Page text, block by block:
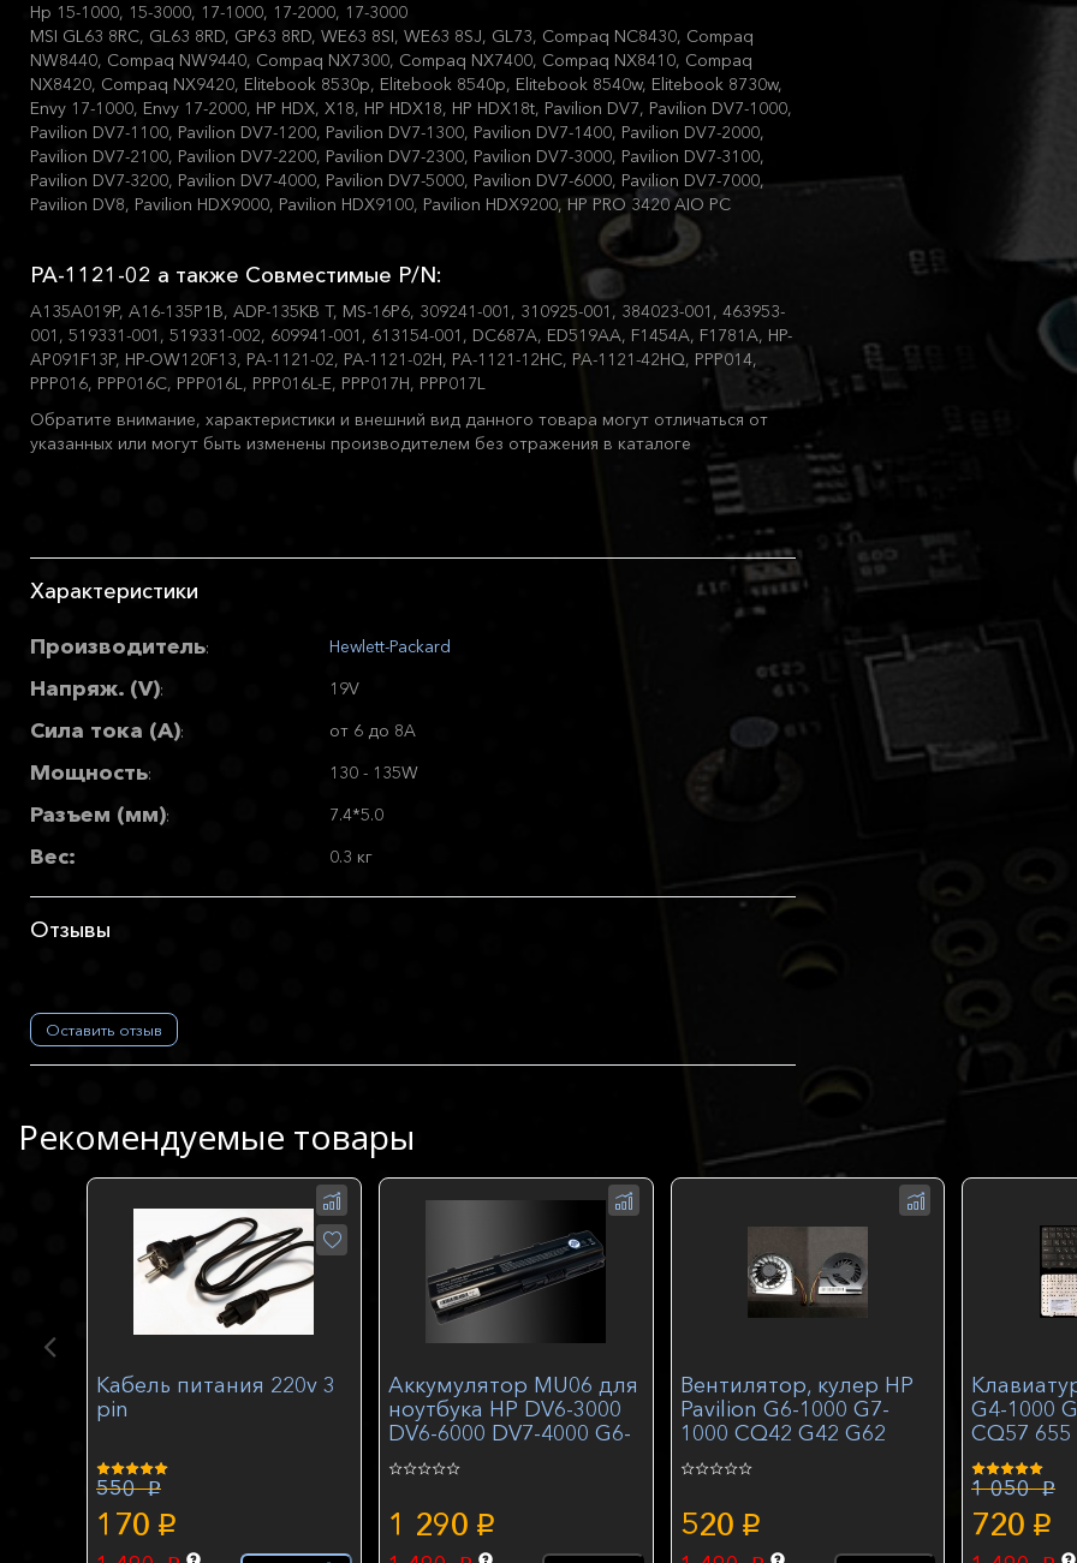
Hp 15-1000, 15-3000, 17-1000, 17-2000, 17-3000
MSI GL63 8RC, GL63 8RD, GP63 8RD, WE63 8SI, WE63 8SJ, GL73, Compaq NC8430, Compaq
NW8440, Compaq NW9440, Compaq NX7300, Compaq NX7400, Compaq NX8410, Compaq
NX8420, Compaq NX9420, Elitebook 8530p, Elitebook 8540p, Elitebook 8540w, Elitebook 8730w,
Envy 17-1000, Envy 17-2000, HP HDX, X18, HP HDX18, HP HDX18t, Pavilion DV7, Pavilion DV7-1000,
Pavilion DV7-1100, Pavilion DV7-1200, Pavilion DV7-1300, Pavilion DV7-1400, Pavilion DV7-2000,
Pavilion DV7-2100, Pavilion DV7-2200, Pavilion DV7-2300, Pavilion DV7-3000, Pavilion DV7-3100,
Pavilion DV7-3200, Pavilion DV7-4000, Pavilion DV7-5000, Pavilion DV7-6000, Pavilion DV7-7000,
Pavilion DV8, Pavilion HDX9000, Pavilion HDX9100, Pavilion HDX9200, HP PRO 3420 AIO PC
PA-1121-02 а также Совместимые P/N:
A135A019P, A16-135P1B, ADP-135KB T, MS-16P6, 309241-001, 310925-001, 384023-001, 463953-
001, 519331-001, 519331-002, 609941-001, 613154-001, DC687A, ED519AA, F1454A, F1781A, HP-
AP091F13P, HP-OW120F13, PA-1121-02, PA-1121-02H, PA-1121-12HC, PA-1121-42HQ, PPP014,
PPP016, PPP016C, PPP016L, PPP016L-E, PPP017H, PPP017L
Обратите внимание, характеристики и внешний вид данного товара могут отличаться от
указанных или могут быть изменены производителем без отражения в каталоге
Характеристики
Производитель: Hewlett-Packard
Напряж. (V): 19V
Сила тока (А): от 6 до 8A
Мощность: 130 - 135W
Разъем (мм): 7.4*5.0
Вес: 0.3 кг
Отзывы
Оставить отзыв
Рекомендуемые товары
Кабель питания 220v 3
pin
550 p
170 p
Аккумулятор MU06 для
ноутбука HP DV6-3000
DV6-6000 DV7-4000 G6-
2000 10.8V 4400mAh
1 290 p
Вентилятор, кулер HP
Pavilion G6-1000 G7-
1000 CQ42 G42 G62
CQ72 612355
520 p
G4-1000
CQ57
G6-1000
1 050 p
720 p